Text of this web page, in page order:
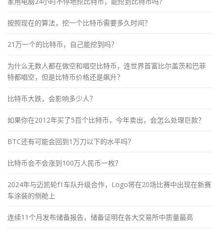
按照现在的算法，挖一个比特币需要多久时间？
21万一个的比特币，自己能挖到吗？
为什么无数人都在做空和唱空比特币，连世界首富比尔盖茨和巴菲
特都唱空，但是比特币价格还是飙升？
比特币大跌，会影响多少人？
如果你在2012年买了5百个比特币，今年卖出，会怎么处理巨款？
BTC还有可能会回到1万刀以下的水平吗？
比特币会不会涨到100万人民币一枚？
2024年与迈凯轮f1车队升级合作，Logo将在20场比赛中出现在新赛
车涂装的侧舱上
连续11个月发布储备报告，储备证明在各大交易所中质量最高